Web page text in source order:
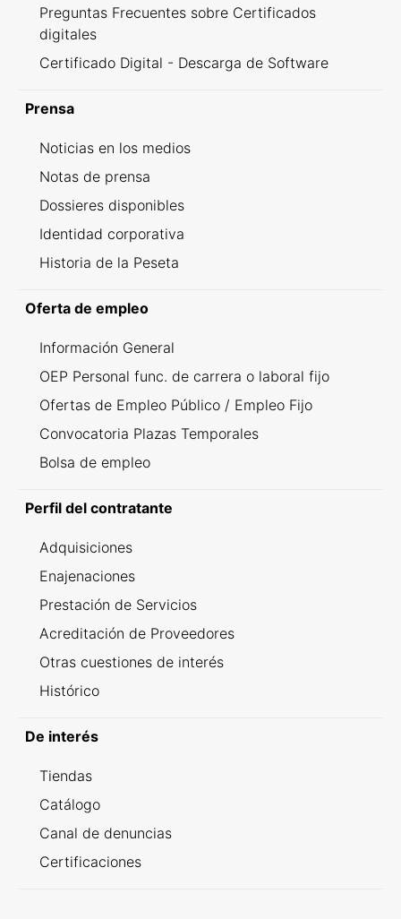
Preguntas Frecuentes sobre Certificados
digitales
Certificado Digital - Descarga de Software
Prensa
Noticias en los medios
Notas de prensa
Dossieres disponibles
Identidad corporativa
Historia de la Peseta
Oferta de empleo
Información General
OEP Personal func. de carrera o laboral fijo
Ofertas de Empleo Público / Empleo Fijo
Convocatoria Plazas Temporales
Bolsa de empleo
Perfil del contratante
Adquisiciones
Enajenaciones
Prestación de Servicios
Acreditación de Proveedores
Otras cuestiones de interés
Histórico
De interés
Tiendas
Catálogo
Canal de denuncias
Certificaciones